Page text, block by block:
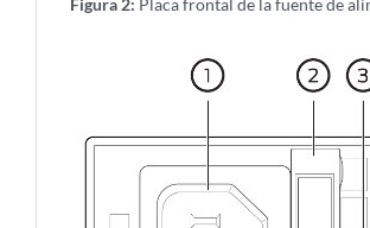
Figura 2: Placa frontal de la fuente de